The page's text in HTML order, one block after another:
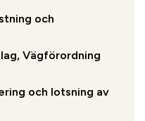
och
Vägförordning
och lotsning av